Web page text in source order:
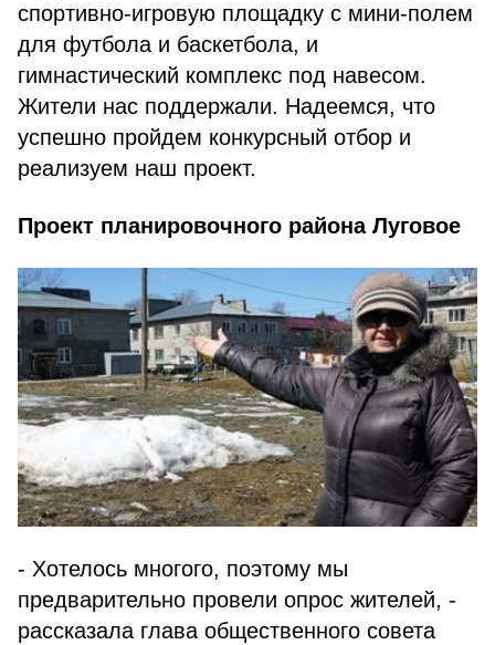
спортивно-игровую площадку с мини-полем
для футбола и баскетбола, и
гимнастический комплекс под навесом.
Жители нас поддержали. Надеемся, что
успешно пройдем конкурсный отбор и
реализуем наш проект.
Проект планировочного района Луговое
- Хотелось многого, поэтому мы
предварительно провели опрос жителей, -
рассказала глава общественного совета